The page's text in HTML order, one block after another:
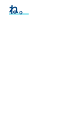
ね。